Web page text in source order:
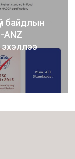
байдлын
ANZ